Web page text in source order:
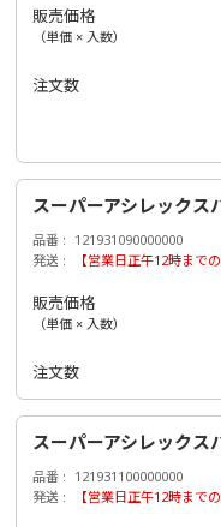
販売価格
（単価 × 入数）
注文数
スーパーアシレック
品番
121931090000000
発送
【営業日正午12時まで
販売価格
（単価 × 入数）
注文数
スーパーアシレック
品番
121931100000000
発送
【営業日正午12時まで